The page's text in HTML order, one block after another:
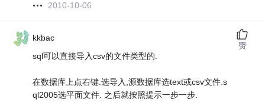
2010-10-06
kkbac
sql可以直接导入csv的文件类型的.
在数据库上点右键.选导入,源数据库选text或csv文件.s
ql2005选平面文件. 之后就按照提示一步一步.
赞